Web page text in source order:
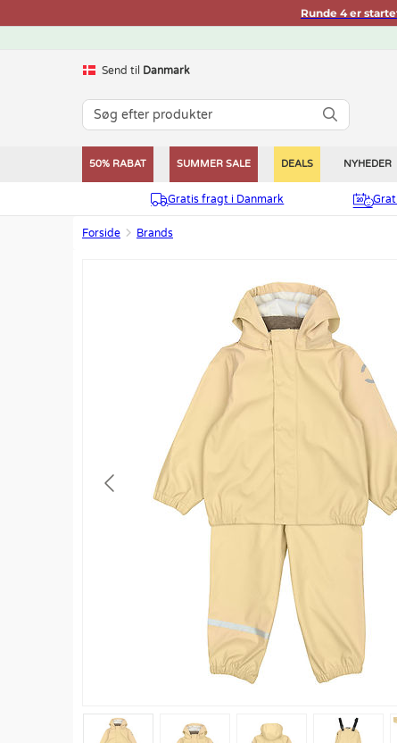
Runde 4 er
Send til Danmark
50% RABAT SUMMER SALE DEALS NYHEDER
Gratis fragt i Danmark
Forside Brands